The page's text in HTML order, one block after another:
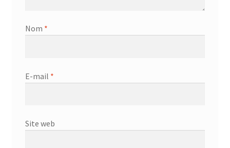
Nom *
E-mail *
Site web